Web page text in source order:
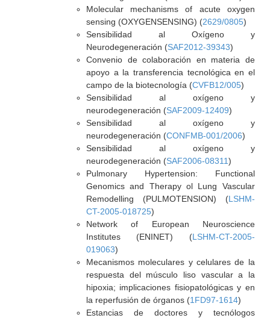
Molecular mechanisms of acute oxygen
sensing (OXYGENSENSING) (2629/0805)
Sensibilidad al Oxígeno y
Neurodegeneración (SAF2012-39343)
Convenio de colaboración en materia de
apoyo a la transferencia tecnológica en el
campo de la biotecnología (CVFB12/005)
Sensibilidad al oxígeno y
neurodegeneración (SAF2009-12409)
Sensibilidad al oxígeno y
neurodegeneración (CONFMB-001/2006)
Sensibilidad al oxígeno y
neurodegeneración (SAF2006-08311)
Pulmonary Hypertension: Functional
Genomics and Therapy ol Lung Vascular
Remodelling (PULMOTENSION) (LSHM-
CT-2005-018725)
Network of European Neuroscience
Institutes (ENINET) (LSHM-CT-2005-
019063)
Mecanismos moleculares y celulares de la
respuesta del músculo liso vascular a la
hipoxia; implicaciones fisiopatológicas y en
la reperfusión de órganos (1FD97-1614)
Estancias de doctores y tecnólogos